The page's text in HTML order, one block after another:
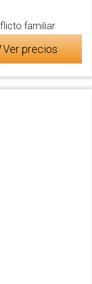
familiar
Ver precios